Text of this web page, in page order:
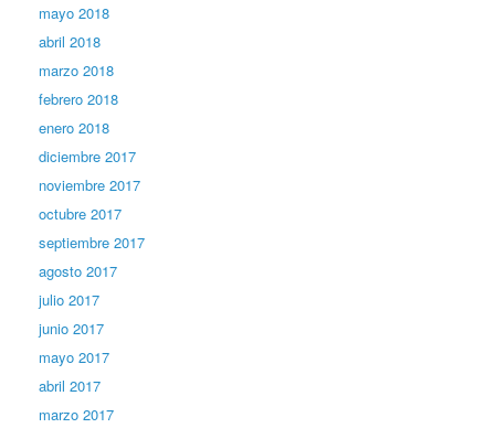
mayo 2018
abril 2018
marzo 2018
febrero 2018
enero 2018
diciembre 2017
noviembre 2017
octubre 2017
septiembre 2017
agosto 2017
julio 2017
junio 2017
mayo 2017
abril 2017
marzo 2017